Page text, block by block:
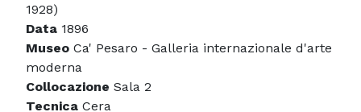
1928)
Data 1896
Museo Ca' Pesaro - Galleria internazionale d'arte
moderna
Collocazione Sala 2
Tecnica Cera